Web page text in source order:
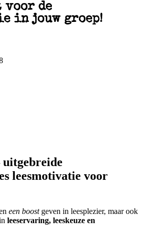
voor de
in jouw groep!
uitgebreide
leesmotivatie voor
een boostgeven in leesplezier, maar ook
leeservaring, leeskeuze en